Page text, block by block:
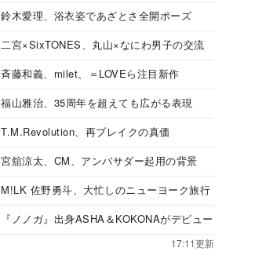
鈴木愛理、浴衣姿であざとさ全開ポーズ
二宮×SixTONES、丸山×なにわ男子の交流
斉藤和義、milet、＝LOVEら注目新作
福山雅治、35周年を超えても広がる表現
T.M.Revolution、再ブレイクの真価
宮舘涼太、CM、アンバサダー起用の背景
M!LK 佐野勇斗、大忙しのニューヨーク旅行
『ノノガ』出身ASHA＆KOKONAがデビュー
17:11更新